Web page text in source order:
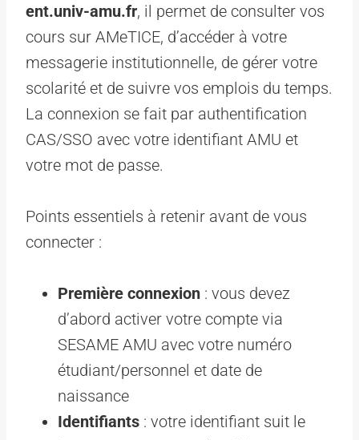
ent.univ-amu.fr, il permet de consulter vos
cours sur AMeTICE, d’accéder à votre
messagerie institutionnelle, de gérer votre
scolarité et de suivre vos emplois du temps.
La connexion se fait par authentification
CAS/SSO avec votre identifiant AMU et
votre mot de passe.
Points essentiels à retenir avant de vous
connecter :
Première connexion : vous devez
d’abord activer votre compte via
SESAME AMU avec votre numéro
étudiant/personnel et date de
naissance
Identifiants : votre identifiant suit le